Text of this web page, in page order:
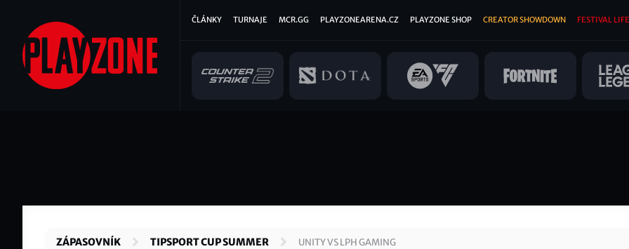
hlavnímu
obsahu
Hlavní
ČLÁNKY TURNAJE MCR.GG PLAYZONEARENA.CZ PLAYZONE SHOP CREATOR SHOWDOWN FESTIVAL
ZÁPASOVNÍK TIPSPORT CUP SUMMER UNITY VS LPH GAMING